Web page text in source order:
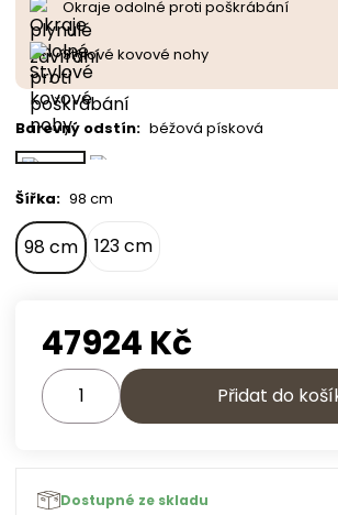
Okraje odolné proti poškrábání
Stylové kovové nohy
Barevný odstín: béžová písková
Šířka: 98 cm
98 cm 123 cm
47924 Kč
Přidat do
Dostupné ze skladu